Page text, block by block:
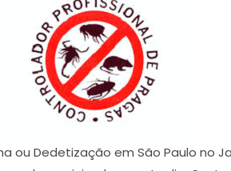
ou Dedetização em São Paulo no